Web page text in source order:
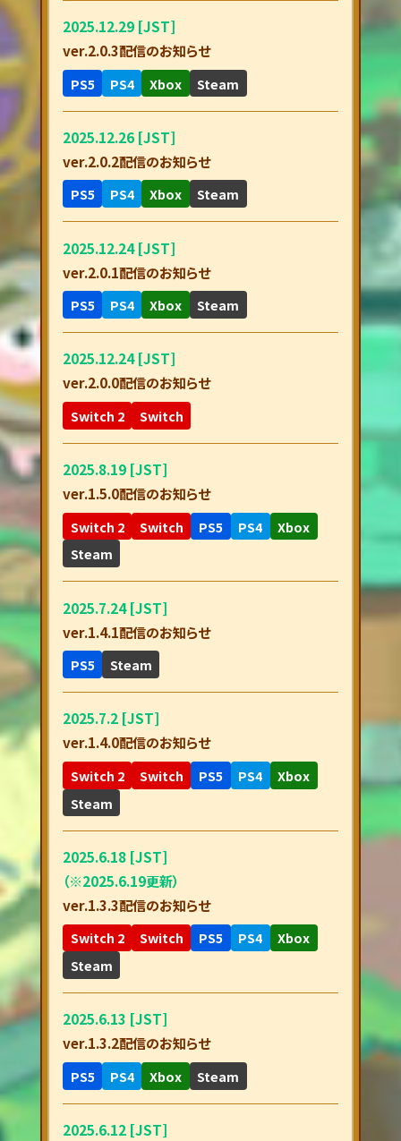
2025.12.29 [JST]
ver.2.0.3配信のお知らせ
PS5 PS4 Xbox Steam
2025.12.26 [JST]
ver.2.0.2配信のお知らせ
PS5 PS4 Xbox Steam
2025.12.24 [JST]
ver.2.0.1配信のお知らせ
PS5 PS4 Xbox Steam
2025.12.24 [JST]
ver.2.0.0配信のお知らせ
Switch 2 Switch
2025.8.19 [JST]
ver.1.5.0配信のお知らせ
Switch 2 Switch PS5 PS4
Xbox
Steam
2025.7.24 [JST]
ver.1.4.1配信のお知らせ
PS5 Steam
2025.7.2 [JST]
ver.1.4.0配信のお知らせ
Switch 2 Switch PS5 PS4
Xbox
Steam
2025.6.18 [JST]
（※2025.6.19更新）
ver.1.3.3配信のお知らせ
Switch 2 Switch PS5 PS4
Xbox
Steam
2025.6.13 [JST]
ver.1.3.2配信のお知らせ
PS5 PS4 Xbox Steam
2025.6.12 [JST]